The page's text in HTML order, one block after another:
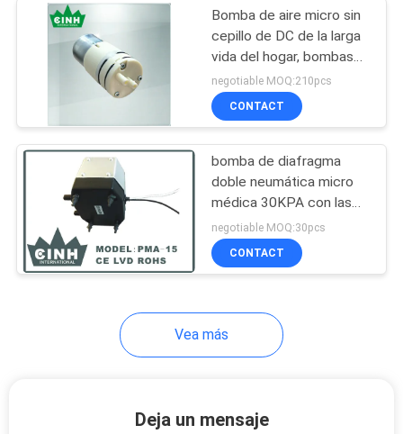
Bomba de aire micro sin
cepillo de DC de la larga
vida del hogar, bombas
de aire miniatura 240mA
negotiable MOQ:210pcs
CONTACT
bomba de diafragma
doble neumática micro
médica 30KPA con las
válvulas del ornitorrinco
el 15L/M
negotiable MOQ:30pcs
CONTACT
Vea más
Deja un mensaje